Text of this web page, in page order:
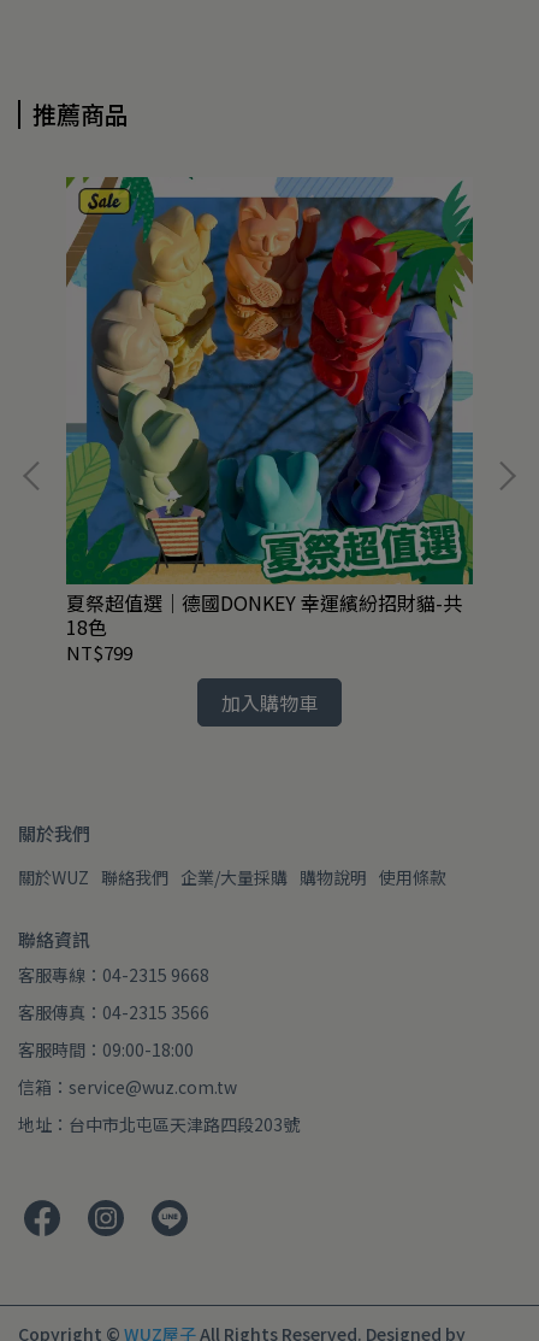
推薦商品
夏祭超值選｜德國DONKEY 幸運繽紛招財貓-共
18色
NT$799
加入購物車
關於我們
關於WUZ 聯絡我們 企業/大量採購 購物說明 使用條款
聯絡資訊
客服專線：04-2315 9668
客服傳真：04-2315 3566
客服時間：09:00-18:00
信箱：service@wuz.com.tw
地址：台中市北屯區天津路四段203號
Copyright © WUZ屋子All Rights Reserved. Designed by